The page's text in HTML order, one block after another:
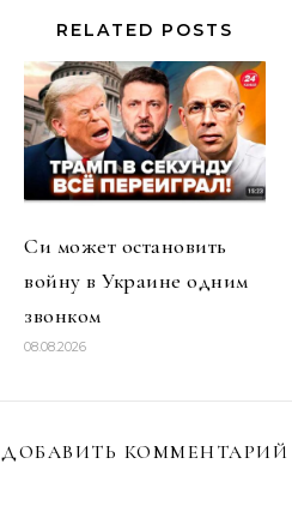
RELATED POSTS
Си может остановить
войну в Украине одним
звонком
08.08.2026
ДОБАВИТЬ КОММЕНТАРИЙ